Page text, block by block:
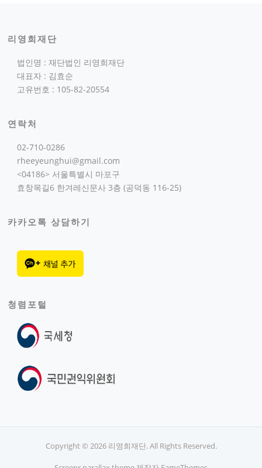
리영희재단
법인명 : 재단법인 리영희재단
대표자 : 김효순
고유번호 : 105-82-20554
연락처
02-710-0286
rheeyeunghui@gmail.com
<04186> 서울특별시 마포구
효창목길6 한겨레신문사 3층 (공덕동 116-25)
카카오톡 상담하기
청렴포털
Copyright © 2026 리영희재단. All Rights Reserved.